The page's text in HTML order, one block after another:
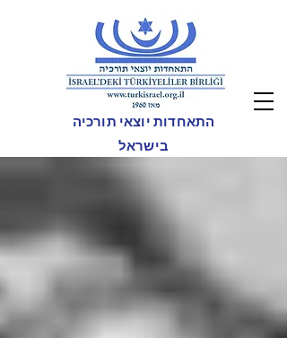
התאחדות יוצאי תורכיה
בישראל